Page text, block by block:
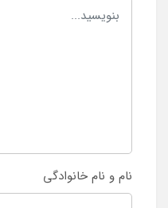
نام و نام خانوادگی